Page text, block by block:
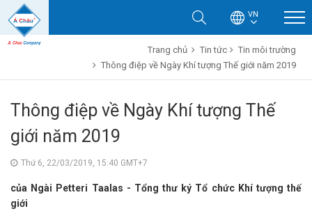
VN
Trang chủ Tin tức
Tin môi trường
Thông điệp về Ngày Khí tượng Thế giới năm 2019
Thông điệp về Ngày Khí tượng Thế
giới năm 2019
Thứ 6, 22/03/2019, 15:40 GMT+7
của Ngài Petteri Taalas - Tổng thư ký Tổ chức Khí tượng thế
giới